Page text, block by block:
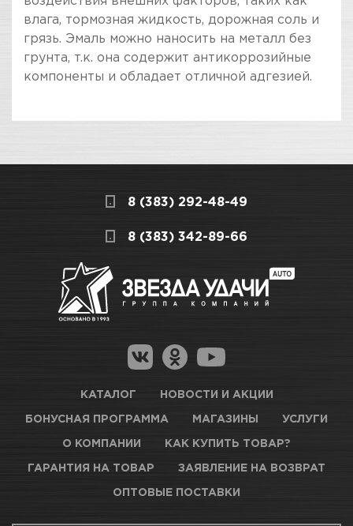
влага, тормозная жидкость, дорожная соль и
грязь. Эмаль можно наносить на металл без
грунта, т.к. она содержит антикоррозийные
компоненты и обладает отличной адгезией.
Белый
СКЛАДСКОЙ КОМПЛЕКС
Достаточно
Новосибирск, Петухова, 27/3
КАРТА ПРОЕЗДА И КОНТАКТЫ
Новосибирск, Богдана Хмельницкого, 1/1
получение товара максимально комфортными,
поэтому подготовили для Вас самую
Как купить товар?
Гарантия на товар
Магазины для получения товара
Оптовые поставки
8 (383) 292-48-49
8 (383) 342-89-66
КАТАЛОГ НОВОСТИ И АКЦИИ
БОНУСНАЯ ПРОГРАММА МАГАЗИНЫ УСЛУГИ
О КОМПАНИИ КАК КУПИТЬ ТОВАР?
ГАРАНТИЯ НА ТОВАР ЗАЯВЛЕНИЕ НА ВОЗВРАТ
ОПТОВЫЕ ПОСТАВКИ